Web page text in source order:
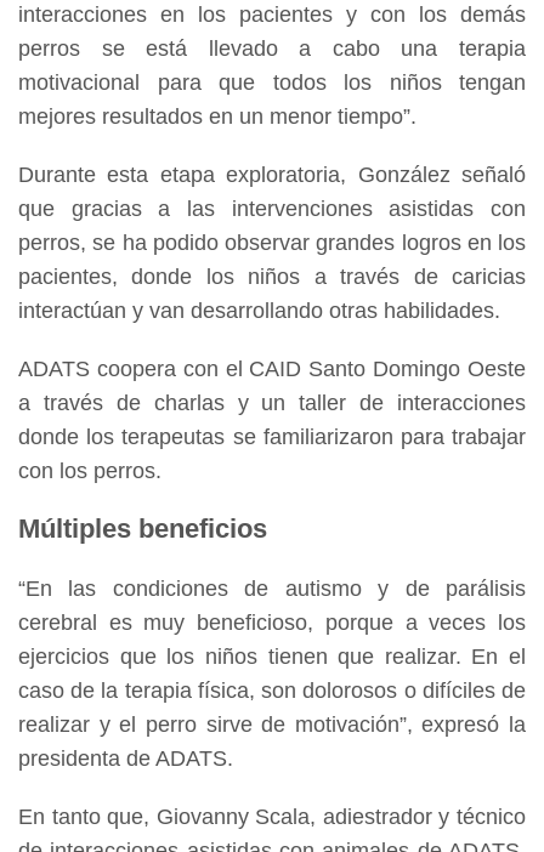
interacciones en los pacientes y con los demás
perros se está llevado a cabo una terapia
motivacional para que todos los niños tengan
mejores resultados en un menor tiempo”.
Durante esta etapa exploratoria, González señaló
que gracias a las intervenciones asistidas con
perros, se ha podido observar grandes logros en los
pacientes, donde los niños a través de caricias
interactúan y van desarrollando otras habilidades.
ADATS coopera con el CAID Santo Domingo Oeste
a través de charlas y un taller de interacciones
donde los terapeutas se familiarizaron para trabajar
con los perros.
Múltiples beneficios
“En las condiciones de autismo y de parálisis
cerebral es muy beneficioso, porque a veces los
ejercicios que los niños tienen que realizar. En el
caso de la terapia física, son dolorosos o difíciles de
realizar y el perro sirve de motivación”, expresó la
presidenta de ADATS.
En tanto que, Giovanny Scala, adiestrador y técnico